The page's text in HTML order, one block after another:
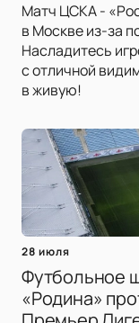
Матч ЦСКА -
в Москве из-за
Насладитесь
с отличной
в живую!
28 июля
Футбольное
«Родина»